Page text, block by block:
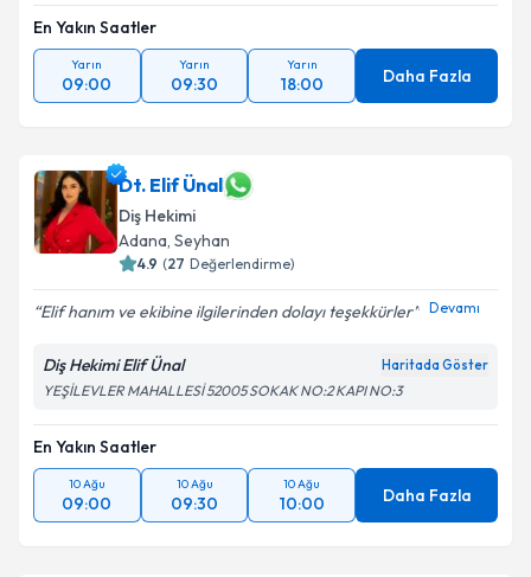
En Yakın Saatler
Yarın
09:00
Yarın
09:30
Yarın
18:00 Daha Fazla
Dt. Elif Ünal
Diş Hekimi
Adana, Seyhan
4.9 (27 Değerlendirme)
Elif hanım ve ekibine ilgilerinden dolayı teşekkürler Devamı
Diş Hekimi Elif Ünal Haritada Göster
YEŞİLEVLER MAHALLESİ 52005 SOKAK NO:2 KAPI NO:3
En Yakın Saatler
10 Ağu
09:00
10 Ağu
09:30
10 Ağu
10:00 Daha Fazla